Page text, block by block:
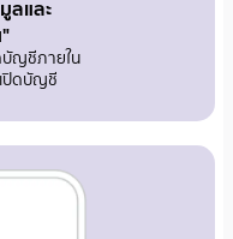
ลและ
ญชีภายใน
ปิดบัญชี